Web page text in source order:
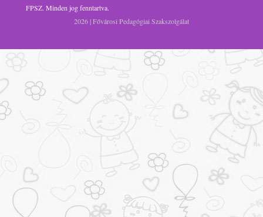
FPSZ. Minden jog fenntartva.
2026 | Fővárosi Pedagógiai Szakszolgálat